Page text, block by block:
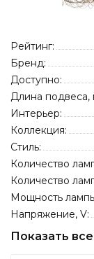
Рейтинг:
Бренд:
Доступно:
Длина подвеса,
Интерьер:
Коллекция:
Стиль:
Количество
Количество
Мощность
Напряжение, V:
Показать